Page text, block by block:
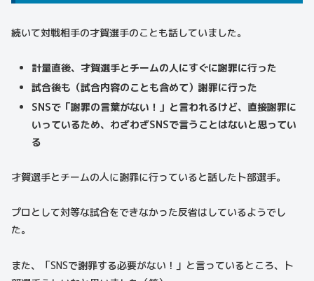
続いて対戦相手の才賀選手のことも話していました。
計量直後、才賀選手とチームの人にすぐに謝罪に行った
試合後も（試合内容のことも含めて）謝罪に行った
SNSで「謝罪の言葉がない！」と言われるけど、直接謝罪に
いっているため、わざわざSNSで言うことはないと思ってい
る
才賀選手とチームの人に謝罪に行っていると話した卜部選手。
プロとして対等な試合をできなかった反省はしているようでし
た。
また、「SNSで謝罪する必要がない！」と言っているところ、卜